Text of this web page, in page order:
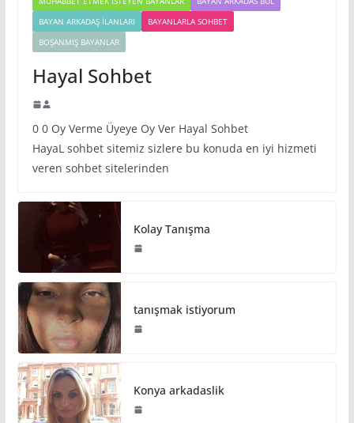
BAYAN ARKADAŞ İLANLARI
BAYANLARLA SOHBET
BOŞANMIŞ BAYANLAR
Hayal Sohbet
0 0 Oy Verme Üyeye Oy Ver Hayal Sohbet
HayaL sohbet sitemiz sizlere bu konuda en iyi hizmeti
veren sohbet sitelerinden
Kolay Tanışma
tanışmak istiyorum
Konya arkadaslik